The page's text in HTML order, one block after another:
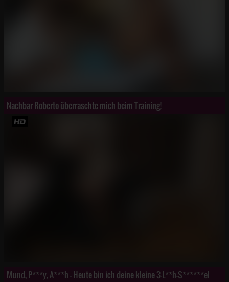
Nachbar Roberto überraschte mich beim Training!
Mund, P***y, A***h - Heute bin ich deine kleine 3-L**h-S******e!